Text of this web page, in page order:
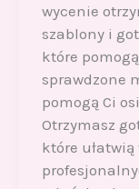
wycenie
szablony i
które
sprawdzone
pomogą Ci
Otrzymasz
które